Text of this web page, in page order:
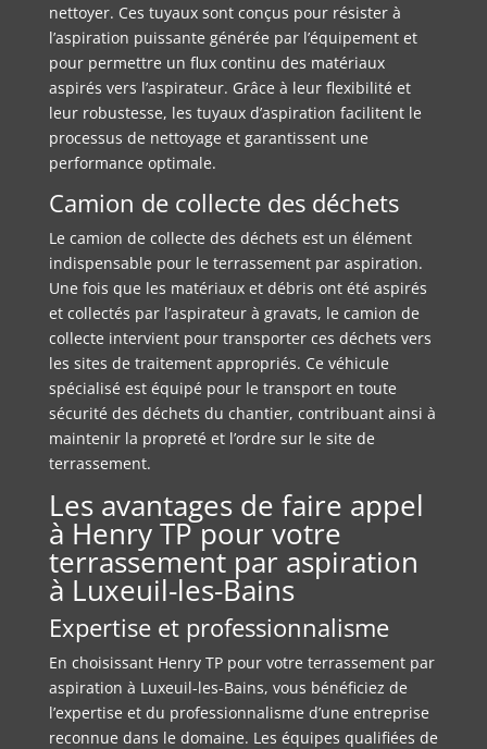
nettoyer. Ces tuyaux sont conçus pour résister à
l’aspiration puissante générée par l’équipement et
pour permettre un flux continu des matériaux
aspirés vers l’aspirateur. Grâce à leur flexibilité et
leur robustesse, les tuyaux d’aspiration facilitent le
processus de nettoyage et garantissent une
performance optimale.
Camion de collecte des déchets
Le camion de collecte des déchets est un élément
indispensable pour le terrassement par aspiration.
Une fois que les matériaux et débris ont été aspirés
et collectés par l’aspirateur à gravats, le camion de
collecte intervient pour transporter ces déchets vers
les sites de traitement appropriés. Ce véhicule
spécialisé est équipé pour le transport en toute
sécurité des déchets du chantier, contribuant ainsi à
maintenir la propreté et l’ordre sur le site de
terrassement.
Les avantages de faire appel
à Henry TP pour votre
terrassement par aspiration
à Luxeuil-les-Bains
Expertise et professionnalisme
En choisissant Henry TP pour votre terrassement par
aspiration à Luxeuil-les-Bains, vous bénéficiez de
l’expertise et du professionnalisme d’une entreprise
reconnue dans le domaine. Les équipes qualifiées de